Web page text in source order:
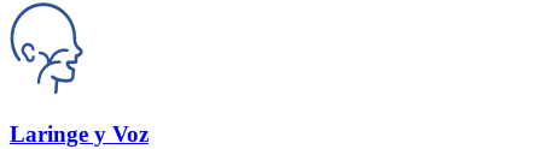
Laringe y Voz